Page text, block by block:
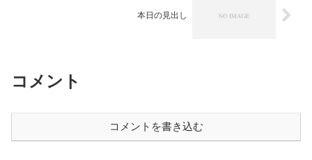
本日の見出し
コメント
コメントを書き込む